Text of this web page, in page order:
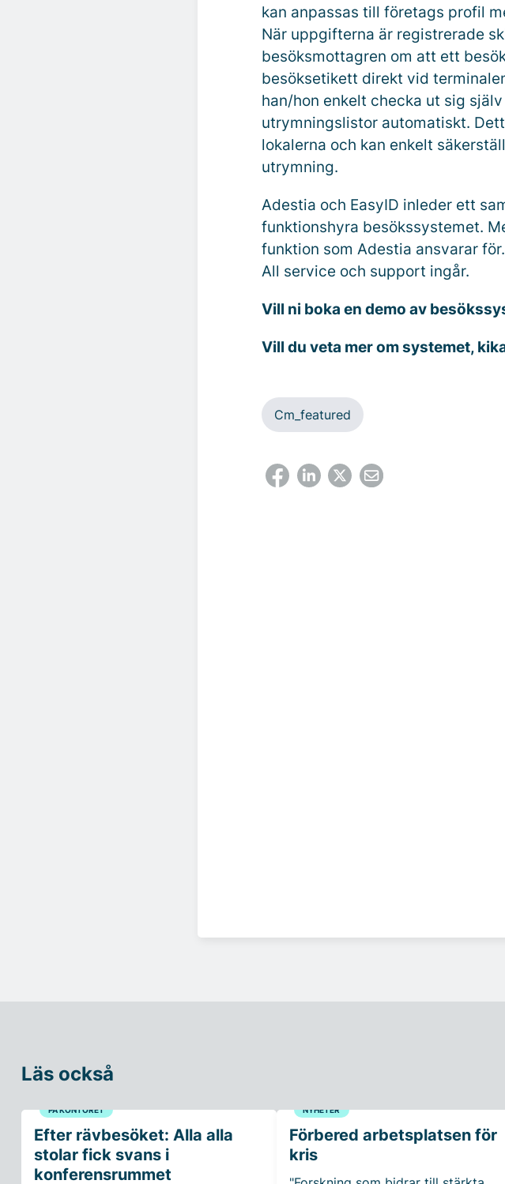
kan anpassas till företags profil
När uppgifterna är registrerade
besöksmottagren om att ett
besöksetikett direkt vid
han/hon enkelt checka ut sig
utrymningslistor automatiskt.
lokalerna och kan enkelt
utrymning.
Adestia och EasyID inleder ett
funktionshyra besökssystemet.
funktion som Adestia ansvarar för.
All service och support ingår.
Vill ni boka en demo av
Vill du veta mer om systemet,
Cm_featured
Läs också
PÅ KONTORET
Efter rävbesöket: Alla alla
stolar fick svans i
konferensrummet
NYHETER
Förbered arbetsplatsen för
kris